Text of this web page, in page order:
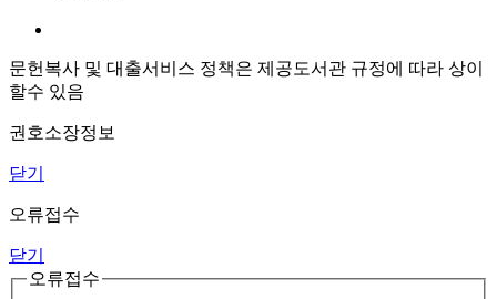
문헌복사 및 대출서비스 정책은 제공도서관 규정에 따라 상이
할수 있음
권호소장정보
닫기
오류접수
닫기
오류접수